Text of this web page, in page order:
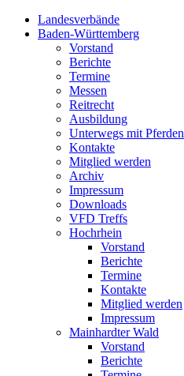
Landesverbände
Baden-Württemberg
Vorstand
Berichte
Termine
Messen
Reitrecht
Ausbildung
Unterwegs mit Pferden
Kontakte
Mitglied werden
Archiv
Impressum
Downloads
VFD Treffs
Hochrhein
Vorstand
Berichte
Termine
Kontakte
Mitglied werden
Impressum
Mainhardter Wald
Vorstand
Berichte